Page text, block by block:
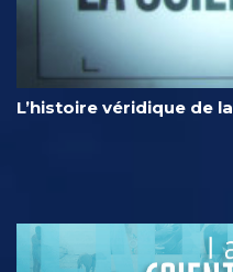
L’histoire véridique de